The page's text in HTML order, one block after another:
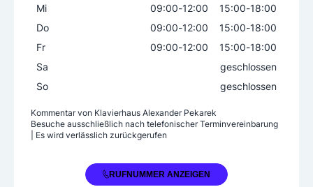
Mi
09:00-12:00 15:00-18:00
Do
09:00-12:00 15:00-18:00
Fr
09:00-12:00 15:00-18:00
Sa
geschlossen
So
geschlossen
Kommentar von Klavierhaus Alexander Pekarek
Besuche ausschließlich nach telefonischer Terminvereinbarung
| Es wird verlässlich zurückgerufen
+43 664 5341003RUFNUMMER ANZEIGEN